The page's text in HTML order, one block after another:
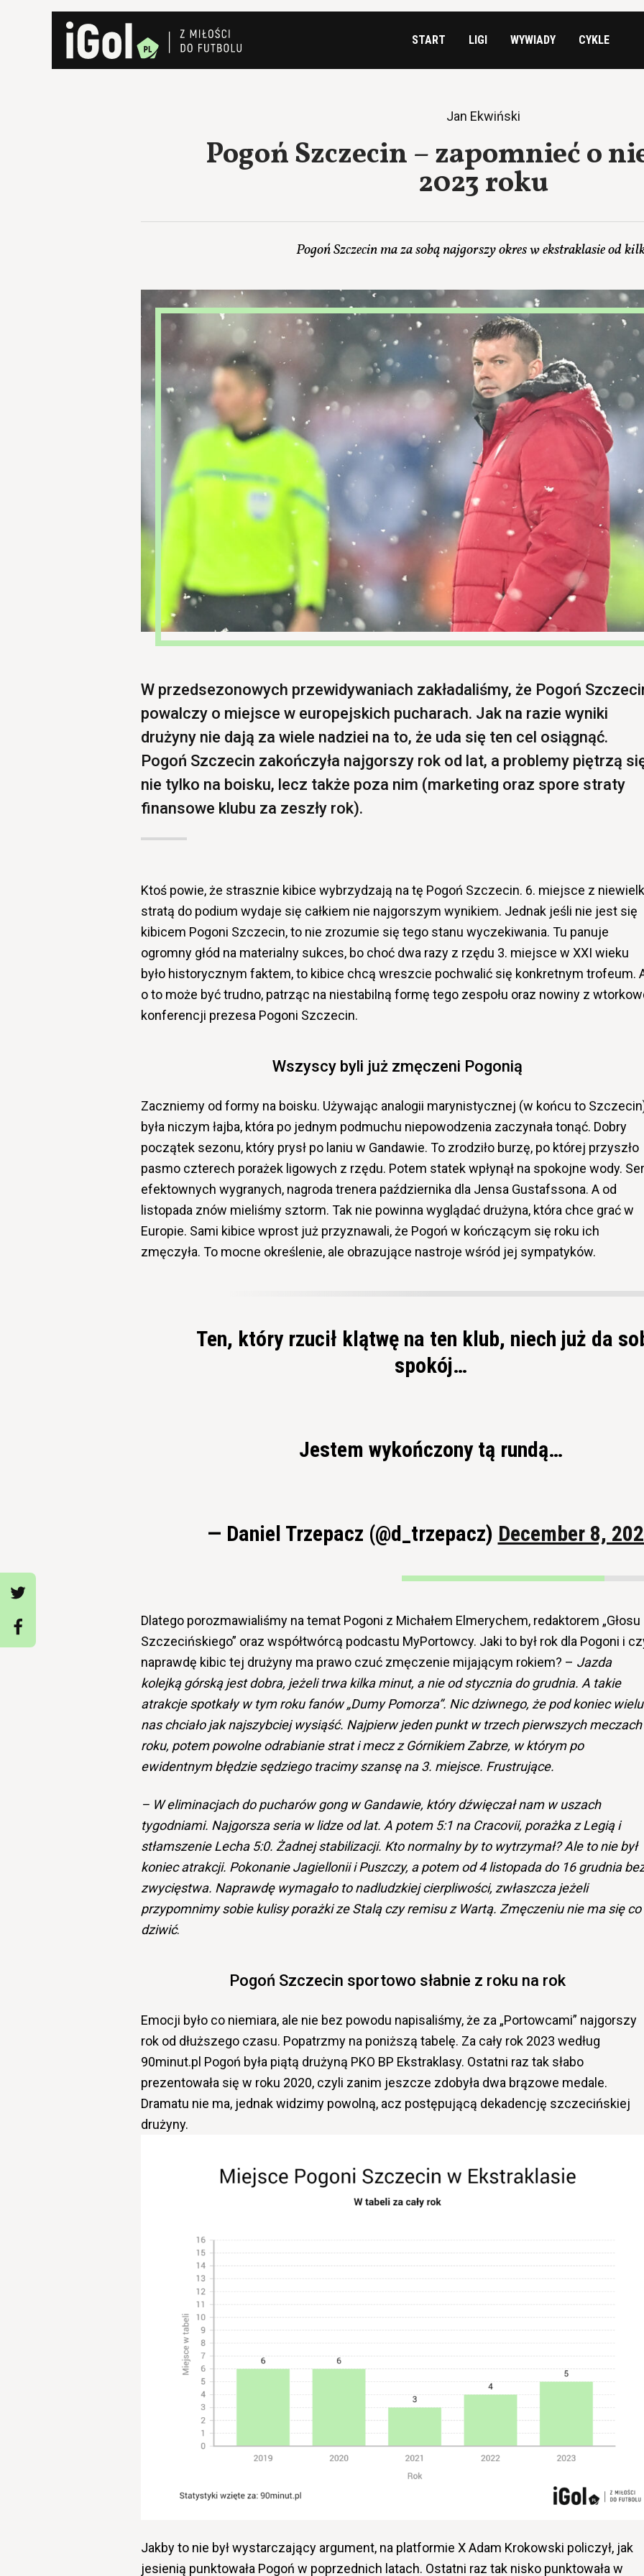
START LIGI WYWIADY CYKLE
Jan Ekwiński
Pogoń Szczecin – zapomnieć o
2023 roku
Pogoń Szczecin ma za sobą najgorszy okres w ekstraklasie od
W przedsezonowych przewidywaniach zakładaliśmy, że Pogoń
powalczy o miejsce w europejskich pucharach. Jak na razie wyniki
drużyny nie dają za wiele nadziei na to, że uda się ten cel osiągnąć.
Pogoń Szczecin zakończyła najgorszy rok od lat, a problemy piętrzą
nie tylko na boisku, lecz także poza nim (marketing oraz spore straty
finansowe klubu za zeszły rok).
Ktoś powie, że strasznie kibice wybrzydzają na tę Pogoń Szczecin. 6. miejsce z
stratą do podium wydaje się całkiem nie najgorszym wynikiem. Jednak jeśli nie jest się
kibicem Pogoni Szczecin, to nie zrozumie się tego stanu wyczekiwania. Tu panuje
ogromny głód na materialny sukces, bo choć dwa razy z rzędu 3. miejsce w XXI wieku
było historycznym faktem, to kibice chcą wreszcie pochwalić się konkretnym trofeum.
o to może być trudno, patrząc na niestabilną formę tego zespołu oraz nowiny z
konferencji prezesa Pogoni Szczecin.
Wszyscy byli już zmęczeni Pogonią
Zaczniemy od formy na boisku. Używając analogii marynistycznej (w końcu to
była niczym łajba, która po jednym podmuchu niepowodzenia zaczynała tonąć. Dobry
początek sezonu, który prysł po laniu w Gandawie. To zrodziło burzę, po której przyszło
pasmo czterech porażek ligowych z rzędu. Potem statek wpłynął na spokojne wody.
efektownych wygranych, nagroda trenera października dla Jensa Gustafssona. A od
listopada znów mieliśmy sztorm. Tak nie powinna wyglądać drużyna, która chce grać w
Europie. Sami kibice wprost już przyznawali, że Pogoń w kończącym się roku ich
zmęczyła. To mocne określenie, ale obrazujące nastroje wśród jej sympatyków.
Ten, który rzucił klątwę na ten klub, niech już da
spokój…
Jestem wykończony tą rundą…
— Daniel Trzepacz (@d_trzepacz) December 8,
Dlatego porozmawialiśmy na temat Pogoni z Michałem Elmerychem, redaktorem „Głosu
Szczecińskiego” oraz współtwórcą podcastu MyPortowcy. Jaki to był rok dla Pogoni i
naprawdę kibic tej drużyny ma prawo czuć zmęczenie mijającym rokiem? – Jazda
kolejką górską jest dobra, jeżeli trwa kilka minut, a nie od stycznia do grudnia. A takie
atrakcje spotkały w tym roku fanów „Dumy Pomorza”. Nic dziwnego, że pod koniec
nas chciało jak najszybciej wysiąść. Najpierw jeden punkt w trzech pierwszych meczach
roku, potem powolne odrabianie strat i mecz z Górnikiem Zabrze, w którym po
ewidentnym błędzie sędziego tracimy szansę na 3. miejsce. Frustrujące.
– W eliminacjach do pucharów gong w Gandawie, który dźwięczał nam w uszach
tygodniami. Najgorsza seria w lidze od lat. A potem 5:1 na Cracovii, porażka z Legią i
stłamszenie Lecha 5:0. Żadnej stabilizacji. Kto normalny by to wytrzymał? Ale to nie był
koniec atrakcji. Pokonanie Jagiellonii i Puszczy, a potem od 4 listopada do 16 grudnia
zwycięstwa. Naprawdę wymagało to nadludzkiej cierpliwości, zwłaszcza jeżeli
przypomnimy sobie kulisy porażki ze Stalą czy remisu z Wartą. Zmęczeniu nie ma się co
dziwić.
Pogoń Szczecin sportowo słabnie z roku na rok
Emocji było co niemiara, ale nie bez powodu napisaliśmy, że za „Portowcami” najgorszy
rok od dłuższego czasu. Popatrzmy na poniższą tabelę. Za cały rok 2023 według
90minut.pl Pogoń była piątą drużyną PKO BP Ekstraklasy. Ostatni raz tak słabo
prezentowała się w roku 2020, czyli zanim jeszcze zdobyła dwa brązowe medale.
Dramatu nie ma, jednak widzimy powolną, acz postępującą dekadencję szczecińskiej
drużyny.
Jakby to nie był wystarczający argument, na platformie X Adam Krokowski policzył, jak
jesienią punktowała Pogoń w poprzednich latach. Ostatni raz tak nisko punktowała w